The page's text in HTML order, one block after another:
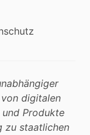
digitalen
Produkte
zu staatlichen